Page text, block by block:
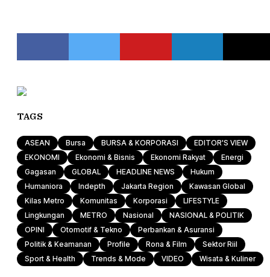
TAGS
ASEAN Bursa BURSA & KORPORASI
EDITOR'S VIEW
EKONOMI
Ekonomi & Bisnis Ekonomi Rakyat
Energi
Gagasan
GLOBAL HEADLINE NEWS
Hukum
Humaniora
Indepth Jakarta Region
Kawasan Global
Kilas Metro
Komunitas Korporasi
LIFESTYLE
Lingkungan
METRO Nasional
NASIONAL & POLITIK
OPINI
Otomotif & Tekno
Perbankan & Asuransi
Politik & Keamanan
Profile Rona & Film
Sektor Riil
Sport & Health
Trends & Mode VIDEO Wisata & Kuliner